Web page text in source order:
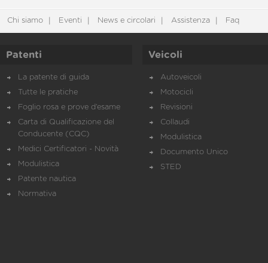
Chi siamo Eventi News e circolari Assistenza Faq
Patenti
La patente di guida
Tutte le pratiche
Foglio rosa e prove d’esame
Carta di Qualificazione del
Conducente (CQC)
Medici Certificatori - Novità
Modulistica
Patente nautica
Normativa
Veicoli
Autoveicoli
Motocicli
Revisioni
Collaudi
Modulistica
Documento Unico
STED